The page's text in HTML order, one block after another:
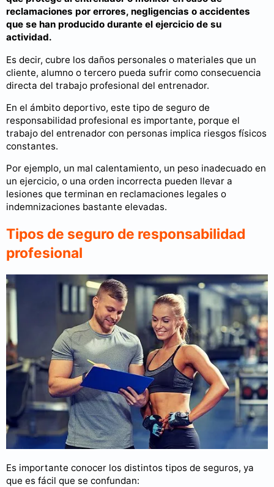
reclamaciones por errores, negligencias o accidentes
que se han producido durante el ejercicio de su
actividad.
Es decir, cubre los daños personales o materiales que un
cliente, alumno o tercero pueda sufrir como consecuencia
directa del trabajo profesional del entrenador.
En el ámbito deportivo, este tipo de seguro de
responsabilidad profesional es importante, porque el
trabajo del entrenador con personas implica riesgos físicos
constantes.
Por ejemplo, un mal calentamiento, un peso inadecuado en
un ejercicio, o una orden incorrecta pueden llevar a
lesiones que terminan en reclamaciones legales o
indemnizaciones bastante elevadas.
Tipos de seguro de responsabilidad
profesional
Es importante conocer los distintos tipos de seguros, ya
que es fácil que se confundan: